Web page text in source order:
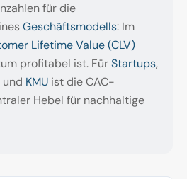
für die
Geschäftsmodells: Im
Lifetime Value (CLV)
profitabel ist. FürStartups,
und KMU ist die CAC-
Hebel für nachhaltige